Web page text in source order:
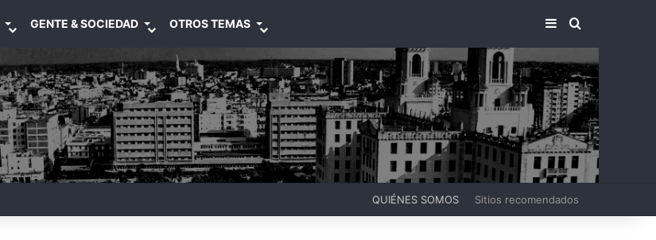
GENTE & SOCIEDAD OTROS TEMAS BARRA LATERAL
BUSCAR
QUIÉNES SOMOS Sitios recomendados